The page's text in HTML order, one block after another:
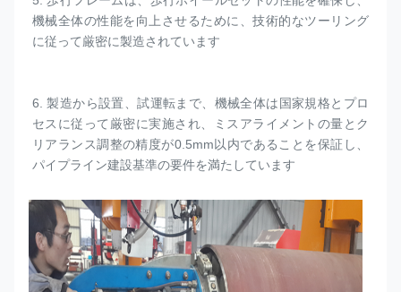
機械全体の性能を向上させるために、技術的なツーリング
に従って厳密に製造されています
6. 製造から設置、試運転まで、機械全体は国家規格とプロ
セスに従って厳密に実施され、ミスアライメントの量とク
リアランス調整の精度が0.5mm以内であることを保証し、
パイプライン建設基準の要件を満たしています